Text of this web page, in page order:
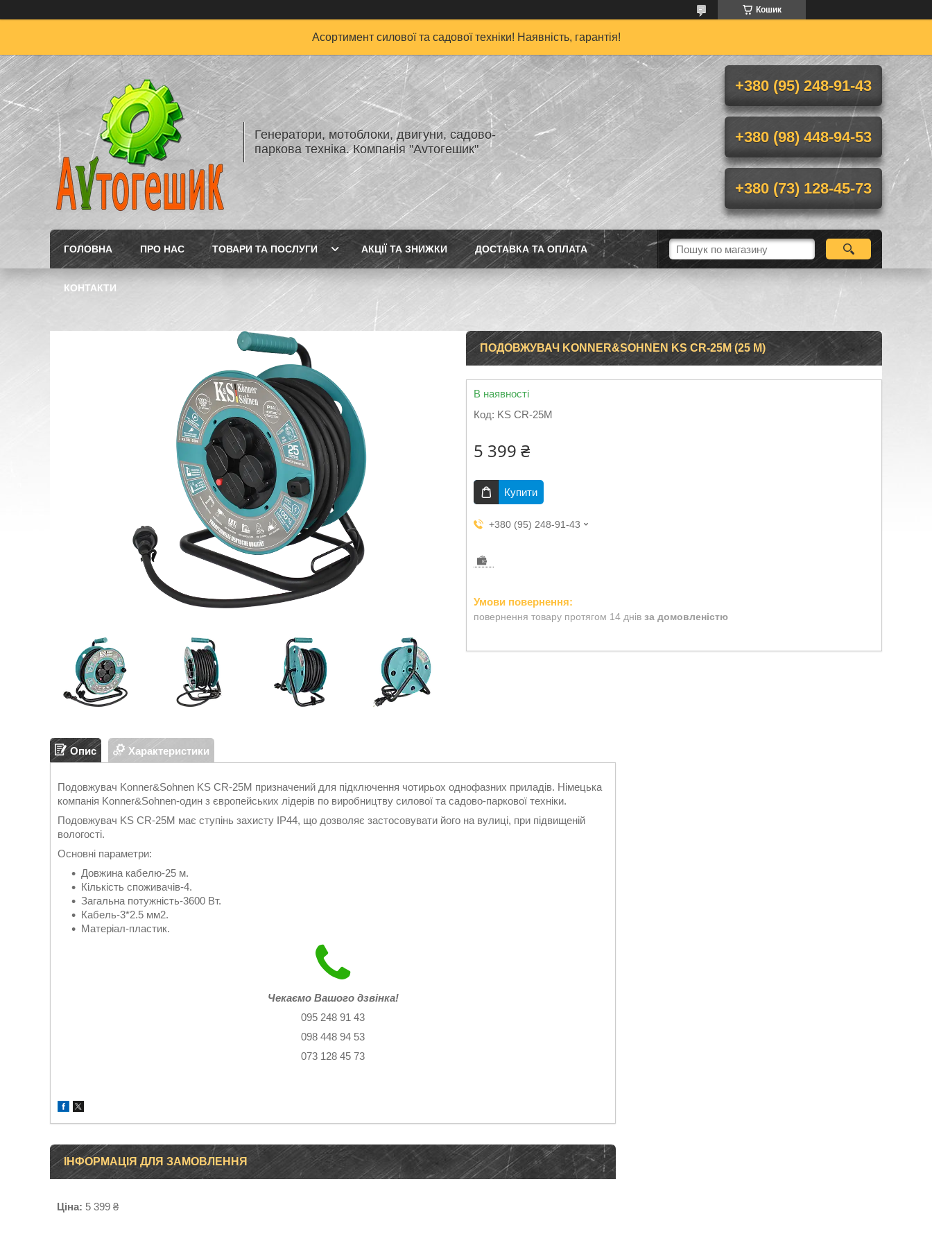
Кошик
Асортимент силової та садової техніки! Наявність, гарантія!
Генератори, мотоблоки, двигуни, садово-
паркова техніка. Компанія "Аvтогешик"
+380 (95) 248-91-43
+380 (98) 448-94-53
+380 (73) 128-45-73
ГОЛОВНА ПРО НАС ТОВАРИ ТА ПОСЛУГИ АКЦІЇ ТА ЗНИЖКИ ДОСТАВКА ТА ОПЛАТА
КОНТАКТИ
ПОДОВЖУВАЧ KONNER&SOHNEN KS CR-25M (25 М)
В наявності
Код: KS CR-25M
5 399 ₴
Купити
+380 (95) 248-91-43
повернення товару протягом 14 днів за домовленістю
Опис Характеристики
Подовжувач Konner&Sohnen KS CR-25M призначений для підключення чотирьох однофазних приладів. Німецька
компанія Konner&Sohnen-один з європейських лідерів по виробництву силової та садово-паркової техніки.
Подовжувач KS CR-25M має ступінь захисту IP44, що дозволяє застосовувати його на вулиці, при підвищеній
вологості.
Основні параметри:
Довжина кабелю-25 м.
Кількість споживачів-4.
Загальна потужність-3600 Вт.
Кабель-3*2.5 мм2.
Матеріал-пластик.
Чекаємо Вашого дзвінка!
095 248 91 43
098 448 94 53
073 128 45 73
ІНФОРМАЦІЯ ДЛЯ ЗАМОВЛЕННЯ
Ціна: 5 399 ₴